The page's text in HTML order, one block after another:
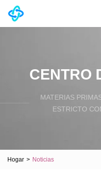
CENTRO
MATERIAS
ESTRICTO
Hogar > Noticias